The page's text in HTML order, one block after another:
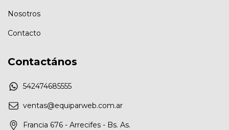
Nosotros
Contacto
Contactános
542474685555
ventas@equiparweb.com.ar
Francia 676 - Arrecifes - Bs. As.